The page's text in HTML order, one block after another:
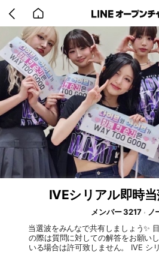
back
to
home
IVEシリアル即時
メンバー 3217
ノ
当選波をみんなで共有しましょう✨ 目指せ全員当選💪🏻 参加
の際は質問に対しての解答をお願い
いる場合は許